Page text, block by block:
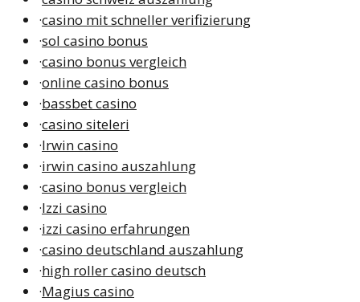
·casino mit schneller verifizierung
·sol casino bonus
·casino bonus vergleich
·online casino bonus
·bassbet casino
·casino siteleri
·Irwin casino
·irwin casino auszahlung
·casino bonus vergleich
·Izzi casino
·izzi casino erfahrungen
·casino deutschland auszahlung
·high roller casino deutsch
·Magius casino